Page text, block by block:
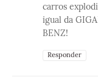
carros
igual da
BENZ!
Responder